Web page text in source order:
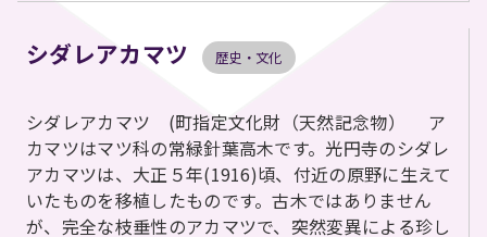
シダレアカマツ 歴史・文化
シダレアカマツ (町指定文化財（天然記念物） ア
カマツはマツ科の常緑針葉高木です。光円寺のシダレ
アカマツは、大正５年(1916)頃、付近の原野に生えて
いたものを移植したものです。古木ではありません
が、完全な枝垂性のアカマツで、突然変異による珍し